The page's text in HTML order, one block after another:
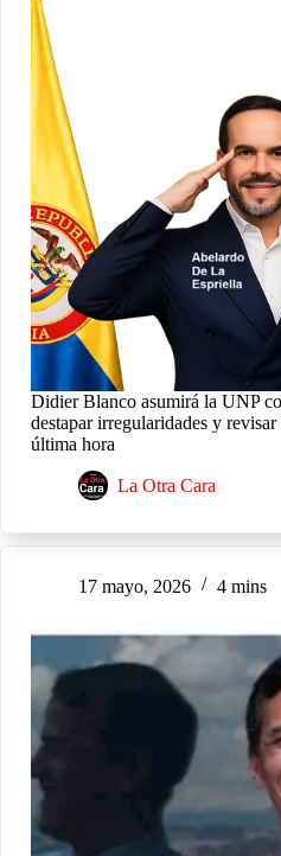
Didier Blanco asumirá la UNP
destapar irregularidades y
última hora
La Otra Cara
17 mayo, 2026 4 mins